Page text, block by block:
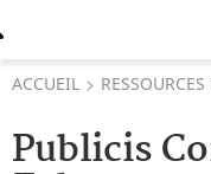
ACCUEIL
Publicis